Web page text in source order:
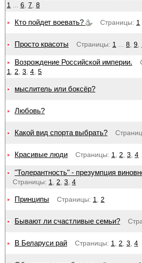
1
6 7 8
Кто пойдет воевать? Страницы: 1
Просто красоты Страницы: 1 8 9
Возрождение Российской империи.
1
2 3 4 5
мыслитель или боксёр?
Любовь?
Какой вид спорта выбрать?
Красивые люди Страницы: 1 2 3 4
"Толерантность" - презумпция
Страницы: 1 2 3 4
Принципы Страницы: 1 2
Бывают ли счастливые семьи?
В Беларуси рай Страницы: 1 2 3 4